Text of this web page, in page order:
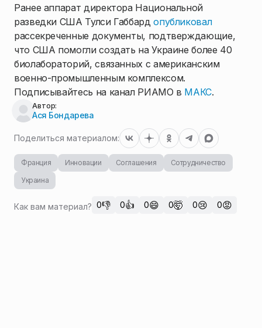
Ранее аппарат директора Национальной
разведки США Тулси Габбардопубликовал
рассекреченные документы, подтверждающие,
что США помогли создать на Украине более 40
биолабораторий, связанных с американским
военно-промышленным комплексом.
Подписывайтесь на канал РИАМО в МАКС.
Автор:
Ася Бондарева
Поделиться материалом:
Франция Инновации Соглашения
Сотрудничество
Украина
Как вам материал? 0👎 0👍 0😄 0🤯 0😢 0😡